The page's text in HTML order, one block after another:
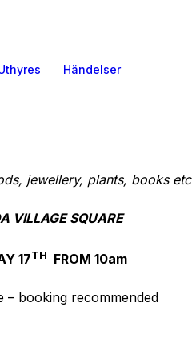
Händelser
jewellery, plants, books etc
VILLAGE SQUARE
17TH FROM 10am
– booking recommended